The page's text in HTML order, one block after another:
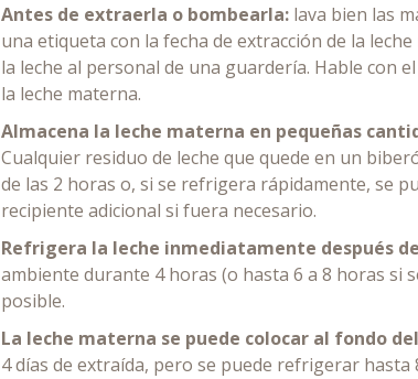
Antes de extraerla o bombearla: lava bien las
una etiqueta con la fecha de extracción de la
la leche al personal de una guardería. Hable con
la leche materna.
Almacena la leche materna en pequeñas
Cualquier residuo de leche que quede en un
de las 2 horas o, si se refrigera rápidamente, se
recipiente adicional si fuera necesario.
Refrigera la leche inmediatamente después
ambiente durante 4 horas (o hasta 6 a 8 horas si
posible.
La leche materna se puede colocar al fondo
4 días de extraída, pero se puede refrigerar hasta